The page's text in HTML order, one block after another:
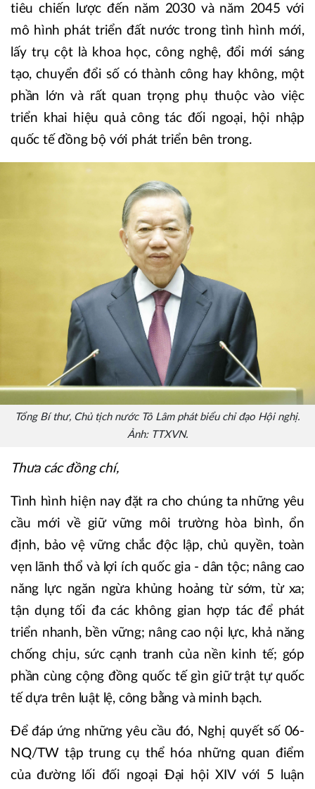
tiêu chiến lược đến năm 2030 và năm 2045 với
mô hình phát triển đất nước trong tình hình mới,
lấy trụ cột là khoa học, công nghệ, đổi mới sáng
tạo, chuyển đổi số có thành công hay không, một
phần lớn và rất quan trọng phụ thuộc vào việc
triển khai hiệu quả công tác đối ngoại, hội nhập
quốc tế đồng bộ với phát triển bên trong.
Tổng Bí thư, Chủ tịch nước Tô Lâm phát biểu chỉ đạo Hội nghị.
Ảnh: TTXVN.
Thưa các đồng chí,
Tình hình hiện nay đặt ra cho chúng ta những yêu
cầu mới về giữ vững môi trường hòa bình, ổn
định, bảo vệ vững chắc độc lập, chủ quyền, toàn
vẹn lãnh thổ và lợi ích quốc gia - dân tộc; nâng cao
năng lực ngăn ngừa khủng hoảng từ sớm, từ xa;
tận dụng tối đa các không gian hợp tác để phát
triển nhanh, bền vững; nâng cao nội lực, khả năng
chống chịu, sức cạnh tranh của nền kinh tế; góp
phần cùng cộng đồng quốc tế gìn giữ trật tự quốc
tế dựa trên luật lệ, công bằng và minh bạch.
Để đáp ứng những yêu cầu đó, Nghị quyết số 06-
NQ/TW tập trung cụ thể hóa những quan điểm
của đường lối đối ngoại Đại hội XIV với 5 luận